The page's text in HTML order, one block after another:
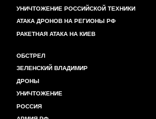
УНИЧТОЖЕНИЕ РОССИЙСКОЙ ТЕХНИКИ
АТАКА ДРОНОВ НА РЕГИОНЫ РФ
РАКЕТНАЯ АТАКА НА КИЕВ
ОБСТРЕЛ
ЗЕЛЕНСКИЙ ВЛАДИМИР
ДРОНЫ
УНИЧТОЖЕНИЕ
РОССИЯ